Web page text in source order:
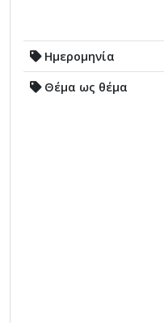
Ημερομηνία
Θέμα ως θέμα